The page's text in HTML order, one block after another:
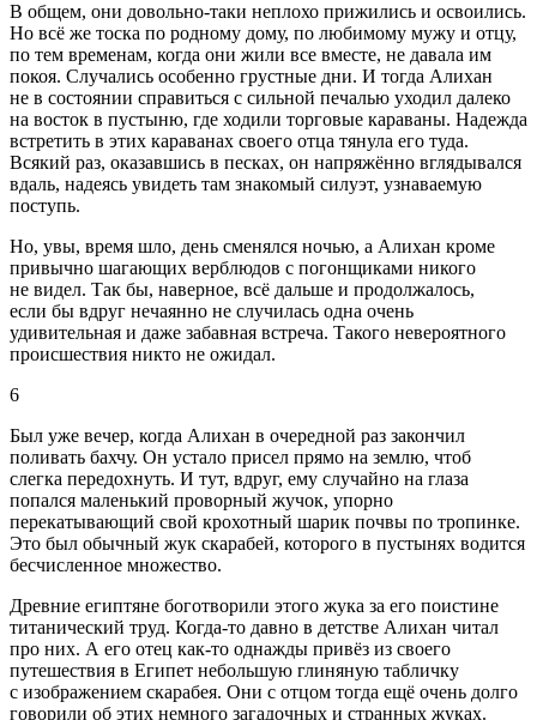
В общем, они довольно-таки неплохо прижились и освоились.
Но всё же тоска по родному дому, по любимому мужу и отцу,
по тем временам, когда они жили все вместе, не давала им
покоя. Случались особенно грустные дни. И тогда Алихан
не в состоянии справиться с сильной печалью уходил далеко
на восток в пустыню, где ходили торговые караваны. Надежда
встретить в этих караванах своего отца тянула его туда.
Всякий раз, оказавшись в песках, он напряжённо вглядывался
вдаль, надеясь увидеть там знакомый силуэт, узнаваемую
поступь.
Но, увы, время шло, день сменялся ночью, а Алихан кроме
привычно шагающих верблюдов с погонщиками никого
не видел. Так бы, наверное, всё дальше и продолжалось,
если бы вдруг нечаянно не случилась одна очень
удивительная и даже забавная встреча. Такого невероятного
происшествия никто не ожидал.
6
Был уже вечер, когда Алихан в очередной раз закончил
поливать бахчу. Он устало присел прямо на землю, чтоб
слегка передохнуть. И тут, вдруг, ему случайно на глаза
попался маленький проворный жучок, упорно
перекатывающий свой крохотный шарик почвы по тропинке.
Это был обычный жук скарабей, которого в пустынях водится
бесчисленное множество.
Древние египтяне боготворили этого жука за его поистине
титанический труд. Когда-то давно в детстве Алихан читал
про них. А его отец как-то однажды привёз из своего
путешествия в Египет небольшую глиняную табличку
с изображением скарабея. Они с отцом тогда ещё очень долго
говорили об этих немного загадочных и странных жуках.